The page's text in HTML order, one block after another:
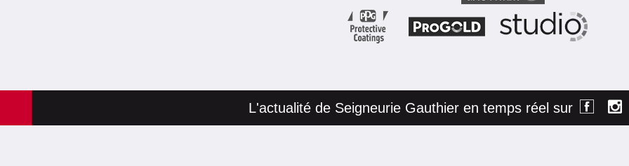
LE COMPTOIR
L'actualité de Seigneurie Gauthier en temps réel sur